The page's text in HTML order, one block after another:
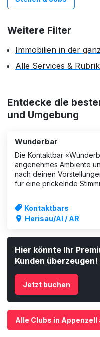
Weitere Filter
Immobilien in der
Alle Services &
Entdecke die
und Umgebung
Wunderbar
Die Kontaktbar
angenehmes Ambiente
nach deinen
für eine prickelnde
erotisches Abenteuer
Kontaktbars
Herisau/AI / AR
Hier könnte Ihr
Kunden überzeugen!
Jetzt buchen
Alle Clubs in Appenzell